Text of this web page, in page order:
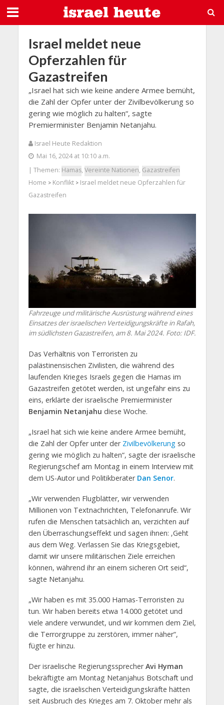
Israel meldet neue
Opferzahlen für
Gazastreifen
„Israel hat sich wie keine andere Armee bemüht,
die Zahl der Opfer unter der Zivilbevölkerung so
gering wie möglich zu halten“, sagte
Premierminister Benjamin Netanjahu.
Israel Heute Redaktion
Mai 16, 2024 at 10:10 a.m.
| Themen: Hamas, Vereinte Nationen, Gazastreifen
Home > Konflikt> Israel meldet neue Opferzahlen für
Gazastreifen
Fahrzeuge und militärische Ausrüstung während eines
Einsatzes der israelischen Verteidigungskräfte in Rafah,
im südlichsten Gazastreifen, am 8. Mai 2024. Foto: IDF.
Das Verhältnis von Terroristen zu
palästinensischen Zivilisten, die während des
laufenden Krieges Israels gegen die Hamas im
Gazastreifen getötet werden, ist ungefähr eins zu
eins, erklärte der israelische Premierminister
Benjamin Netanjahu diese Woche.
„Israel hat sich wie keine andere Armee bemüht,
die Zahl der Opfer unter der Zivilbevölkerungso
gering wie möglich zu halten“, sagte der israelische
Regierungschef am Montag in einem Interview mit
dem US-Autor und Politikberater Dan Senor.
„Wir verwenden Flugblätter, wir verwenden
Millionen von Textnachrichten, Telefonanrufe. Wir
rufen die Menschen tatsächlich an, verzichten auf
den Überraschungseffekt und sagen ihnen: ‚Geht
aus dem Weg. Verlassen Sie das Kriegsgebiet,
damit wir unsere militärischen Ziele erreichen
können, während ihr an einem sicheren Ort seid“,
sagte Netanjahu.
„Wir haben es mit 35.000 Hamas-Terroristen zu
tun. Wir haben bereits etwa 14.000 getötet und
viele andere verwundet, und wir kommen dem Ziel,
die Terrorgruppe zu zerstören, immer näher“,
fügte er hinzu.
Der israelische RegierungssprecherAvi Hyman
bekräftigte am Montag Netanjahus Botschaft und
sagte, die israelischen Verteidigungskräfte hätten
seit Ausbruch des Krieges am 7. Oktober mehr als